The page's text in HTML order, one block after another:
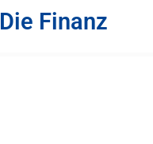
Die Finanz